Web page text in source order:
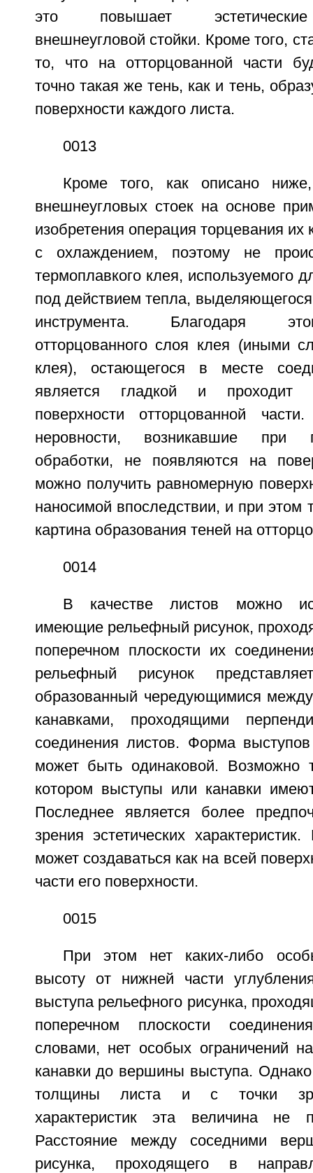
это повышает эстетические
внешнеугловой стойки. Кроме того,
то, что на отторцованной части
точно такая же тень, как и тень,
поверхности каждого листа.
0013
Кроме того, как описано
внешнеугловых стоек на основе
изобретения операция торцевания их
с охлаждением, поэтому не
термоплавкого клея, используемого
под действием тепла,
инструмента. Благодаря
отторцованного слоя клея (иными
клея), остающегося в месте
является гладкой и проходит
поверхности отторцованной
неровности, возникавшие при
обработки, не появляются на
можно получить равномерную
наносимой впоследствии, и при этом
картина образования теней на
0014
В качестве листов можно
имеющие рельефный рисунок,
поперечном плоскости их
рельефный рисунок
образованный чередующимися
канавками, проходящими
соединения листов. Форма
может быть одинаковой. Возможно
котором выступы или канавки
Последнее является более
зрения эстетических
может создаваться как на всей
части его поверхности.
0015
При этом нет каких-либо
высоту от нижней части
выступа рельефного рисунка,
поперечном плоскости
словами, нет особых ограничений
канавки до вершины выступа.
толщины листа и с точки
характеристик эта величина
Расстояние между соседними
рисунка, проходящего в